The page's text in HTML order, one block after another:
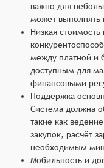
важно для
может выполнять
Низкая
между платной и
доступным для
финансовыми
Поддержка
Система должна
такие как
закупок, расчёт
необходимым
Мобильность и